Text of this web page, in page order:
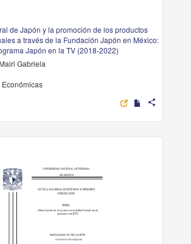
de Japón y la promoción de los productos
a través de la Fundación Japón en México:
Japón en la TV (2018-2022)
Gabriela
share